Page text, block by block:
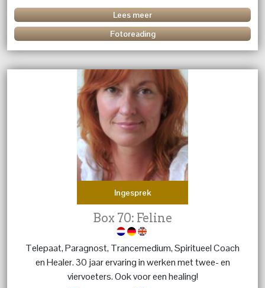
Lees meer
Fotoreading
Ingesprek
Box 70: Feline
Telepaat, Paragnost, Trancemedium, Spiritueel Coach
en Healer. 30 jaar ervaring in werken met twee- en
viervoeters. Ook voor een healing!